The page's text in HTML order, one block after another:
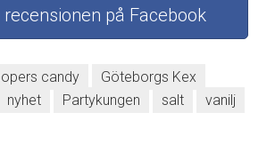
på Facebook
candy
Göteborgs Kex
nyhet Partykungen salt vanilj